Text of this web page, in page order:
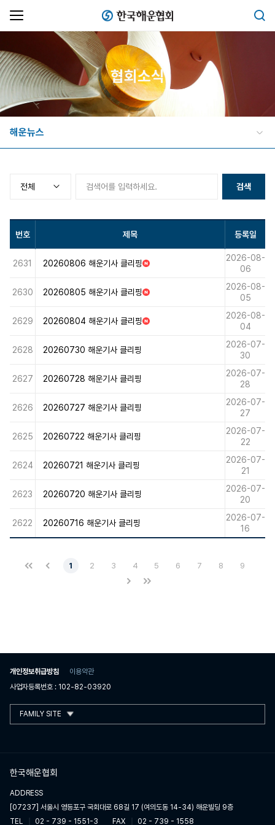
검색
한국해운협회
협회소식
해운뉴스
검색
번호 제목 등록일
2631 20260806 해운기사 클리핑N
W
2026-08-
06
2630 20260805 해운기사 클리핑N
W
2026-08-
05
2629 20260804 해운기사 클리핑N
2026-08-
04
2628 20260730 해운기사 클리핑
2026-07-
30
2627 20260728 해운기사 클리핑
2026-07-
28
2626 20260727 해운기사 클리핑
2026-07-
27
2625 20260722 해운기사 클리핑
2026-07-
22
2624 20260721 해운기사 클리핑
2026-07-
21
2623 20260720 해운기사 클리핑
2026-07-
20
2622 20260716 해운기사 클리핑
2026-07-
16
1 2 3 4 5 6 7 8 9
개인정보취급방침
이용약관
사업자등록번호 : 102-82-03920
FAMILY SITE
한국해운협회
ADDRESS
[07237] 서울시 영등포구 국회대로 68길 17 (여의도동 14-34) 해운빌딩 9층
TEL
02 - 739 - 1551-3 FAX 02 - 739 - 1558